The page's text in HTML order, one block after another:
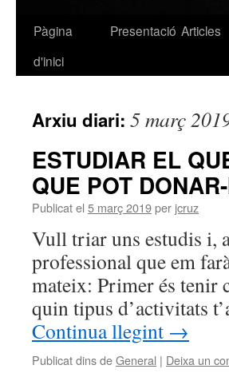
Vés
Pàgina
d'inici
Presentació Articles
Arxiu diari: 5 març
ESTUDIAR EL
QUE POT
Publicat el 5 març 2019per jcruz
Vull triar uns estudis i,
professional que em
mateix: Primer és tenir
quin tipus d’activitats
Continua llegint →
Publicat dins deGeneral | Deixa un